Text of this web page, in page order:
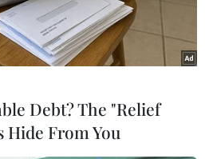
Debt? The "Relief
From You